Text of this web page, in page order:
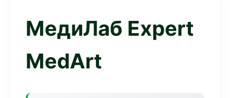
МедиЛаб Expert
MedArt